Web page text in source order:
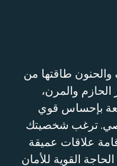
طاقتها من
والمرن،
بإحساس قوي
ترغب شخصيتك
علاقات عميقة
القوية للأمان